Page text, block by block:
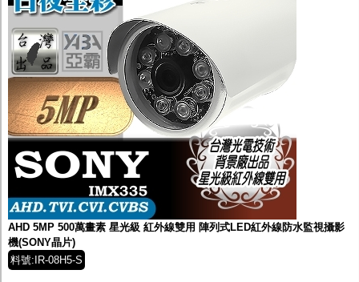
AHD 5MP 500萬畫素 星光級 紅外線雙用 陣列式LED紅外線防水監視攝影
機(SONY晶片)
料號:IR-08H5-S